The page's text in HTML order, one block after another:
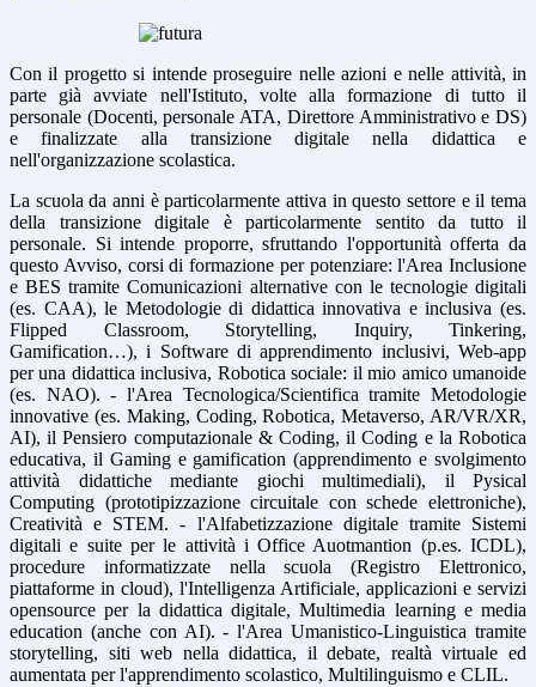
Con il progetto si intende proseguire nelle azioni e nelle attività, in
parte già avviate nell'Istituto, volte alla formazione di tutto il
personale (Docenti, personale ATA, Direttore Amministrativo e DS)
e finalizzate alla transizione digitale nella didattica e
nell'organizzazione scolastica.
La scuola da anni è particolarmente attiva in questo settore e il tema
della transizione digitale è particolarmente sentito da tutto il
personale. Si intende proporre, sfruttando l'opportunità offerta da
questo Avviso, corsi di formazione per potenziare: l'Area Inclusione
e BES tramite Comunicazioni alternative con le tecnologie digitali
(es. CAA), le Metodologie di didattica innovativa e inclusiva (es.
Flipped Classroom, Storytelling, Inquiry, Tinkering,
Gamification…), i Software di apprendimento inclusivi, Web-app
per una didattica inclusiva, Robotica sociale: il mio amico umanoide
(es. NAO). - l'Area Tecnologica/Scientifica tramite Metodologie
innovative (es. Making, Coding, Robotica, Metaverso, AR/VR/XR,
AI), il Pensiero computazionale & Coding, il Coding e la Robotica
educativa, il Gaming e gamification (apprendimento e svolgimento
attività didattiche mediante giochi multimediali), il Pysical
Computing (prototipizzazione circuitale con schede elettroniche),
Creatività e STEM. - l'Alfabetizzazione digitale tramite Sistemi
digitali e suite per le attività i Office Auotmantion (p.es. ICDL),
procedure informatizzate nella scuola (Registro Elettronico,
piattaforme in cloud), l'Intelligenza Artificiale, applicazioni e servizi
opensource per la didattica digitale, Multimedia learning e media
education (anche con AI). - l'Area Umanistico-Linguistica tramite
storytelling, siti web nella didattica, il debate, realtà virtuale ed
aumentata per l'apprendimento scolastico, Multilinguismo e CLIL.